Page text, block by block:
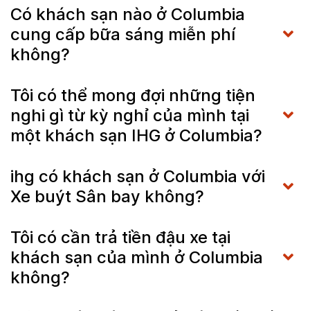
Có khách sạn nào ở Columbia
cung cấp bữa sáng miễn phí
không?
Tôi có thể mong đợi những tiện
nghi gì từ kỳ nghỉ của mình tại
một khách sạn IHG ở Columbia?
ihg có khách sạn ở Columbia với
Xe buýt Sân bay không?
Tôi có cần trả tiền đậu xe tại
khách sạn của mình ở Columbia
không?